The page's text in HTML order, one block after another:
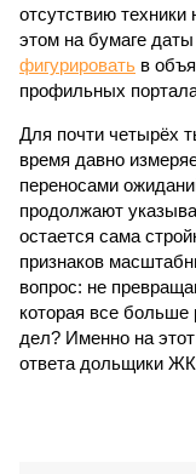
отсутствию
этом на бумаге
фигурировать в
профильных
Для почти четырёх
время давно
переносами
продолжают
остается сама
признаков
вопрос: не
которая все
дел? Именно на
ответа дольщики